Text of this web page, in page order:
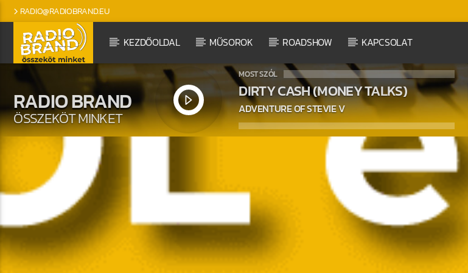
RADIO@RADIOBRAND.EU
KEZDŐOLDAL MŰSOROK ROADSHOW KAPCSOLAT
RADIO BRAND
ÖSSZEKÖT MINKET
MOST SZÓL
DIRTY CASH (MONEY TALKS)
ADVENTURE OF STEVIE V